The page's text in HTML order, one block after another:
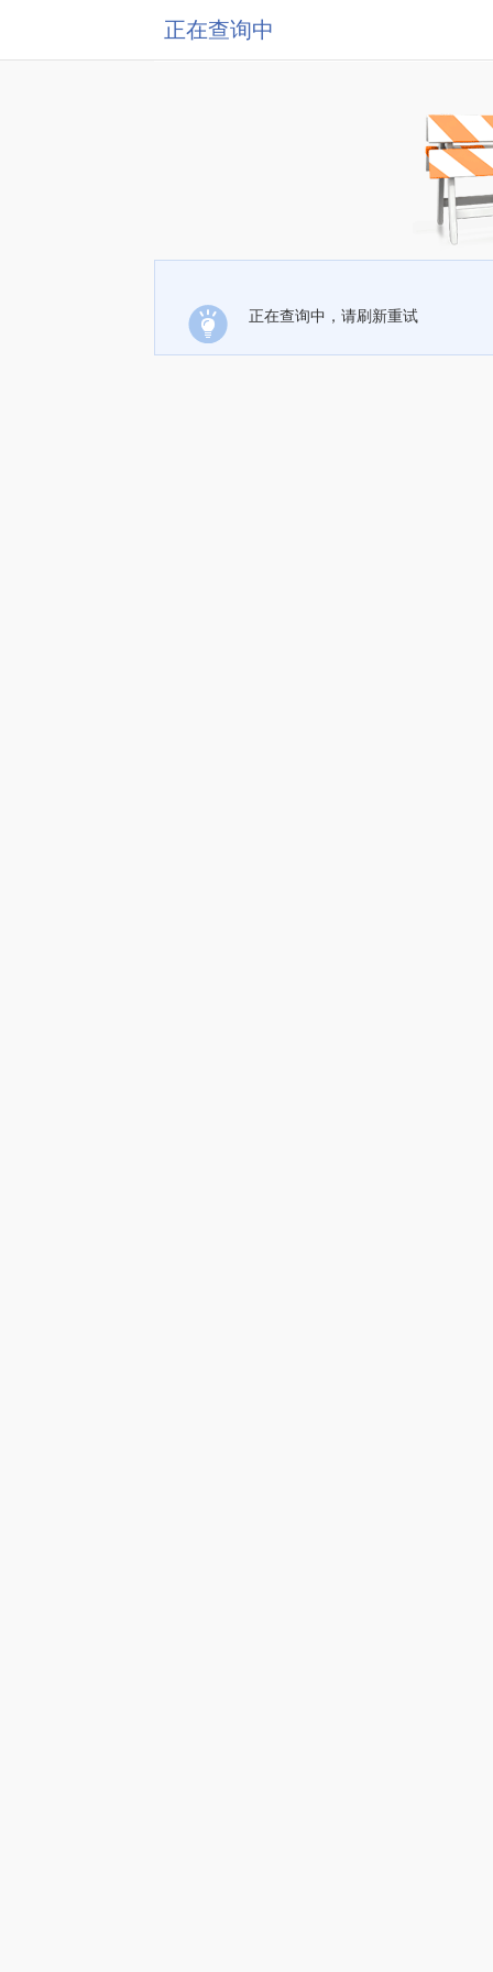
正在查询中
正在查询中，请刷新重试